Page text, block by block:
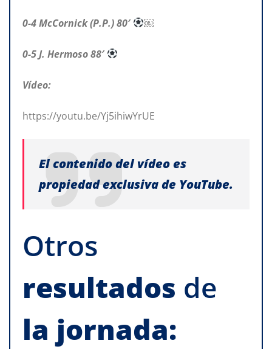
0-4 McCornick (P.P.) 80′ ￼
0-5 J. Hermoso 88′
Vídeo:
https://youtu.be/Yj5ihiwYrUE
El contenido del vídeo es
propiedad exclusiva de YouTube.
Otros
resultados de
la jornada: